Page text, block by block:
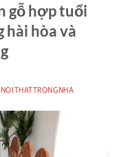
gỗ hợp tuổi
hài hòa và
NOITHATTRONGNHA